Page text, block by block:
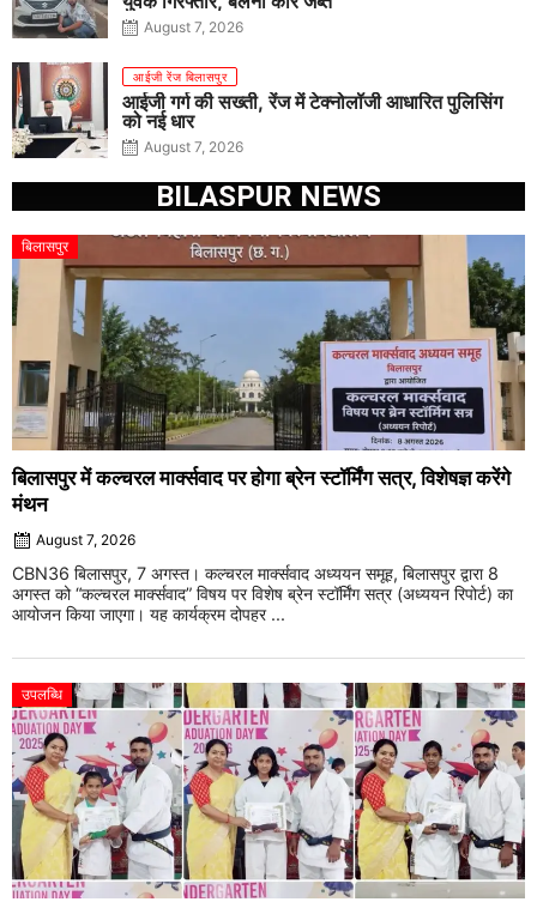
August 7, 2026
आईजी रेंज बिलासपुर
आईजी गर्ग की सख्ती, रेंज में टेक्नोलॉजी आधारित पुलिसिंग
को नई धार
August 7, 2026
BILASPUR NEWS
बिलासपुर
बिलासपुर में कल्चरल मार्क्सवाद पर होगा ब्रेन स्टॉर्मिंग सत्र, विशेषज्ञ करेंगे
मंथन
August 7, 2026
CBN36 बिलासपुर, 7 अगस्त। कल्चरल मार्क्सवाद अध्ययन समूह, बिलासपुर द्वारा 8
अगस्त को “कल्चरल मार्क्सवाद” विषय पर विशेष ब्रेन स्टॉर्मिंग सत्र (अध्ययन रिपोर्ट) का
आयोजन किया जाएगा। यह कार्यक्रम दोपहर ...
उपलब्धि